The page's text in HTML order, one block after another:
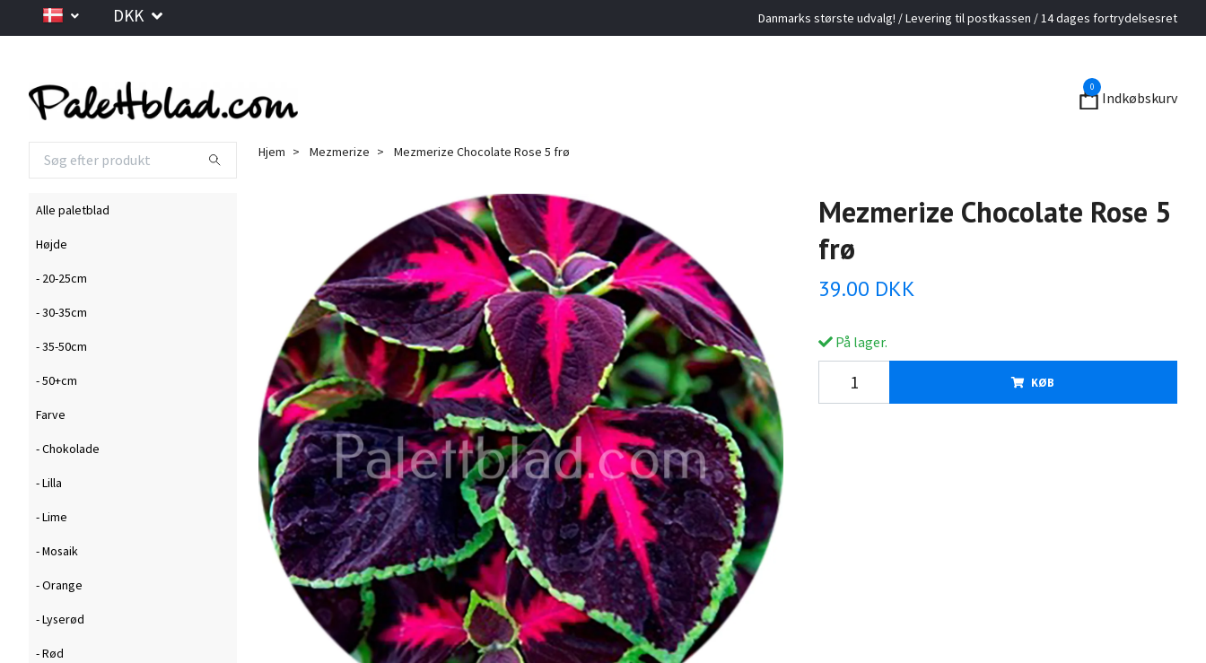
DKK Danmarks største udvalg! / Levering til postkassen / 14 dages fortrydelsesret
0
Indkøbskurv
Alle paletblad
Højde
- 20-25cm
- 30-35cm
- 35-50cm
- 50+cm
Farve
- Chokolade
- Lilla
- Lime
- Mosaik
- Orange
- Lyserød
- Rød
Hjem Mezmerize Mezmerize Chocolate Rose 5 frø
Mezmerize Chocolate Rose 5
frø
39.00 DKK
På lager.
KØB